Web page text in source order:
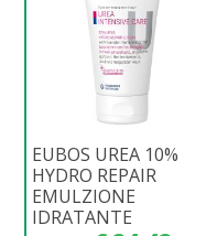
EUBOS UREA 10%
HYDRO REPAIR
EMULZIONE
IDRATANTE